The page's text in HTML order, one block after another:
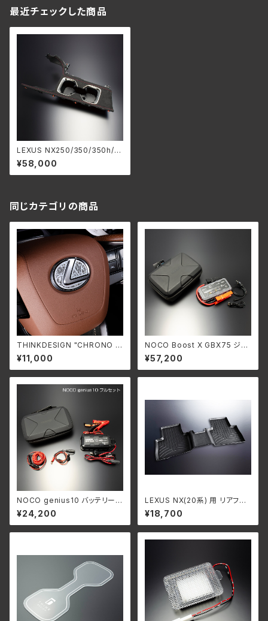
最近チェックした商品
LEXUS NX250/350/350h/4
50h+ ”レザーインテリア” ド
リンクホルダー
¥58,000
同じカテゴリの商品
THINKDESIGN "CHRONO F
ORCE" for エアバック LEXUS
LBX/NX/RX
¥11,000
NOCO Boost X GBX75 ジャ
ンプスターターセット(本体)
¥57,200
NOCO genius10 バッテリーチ
ャージャー(本体)
¥24,200
LEXUS NX(20系) 用 リアフロ
アマット
¥18,700